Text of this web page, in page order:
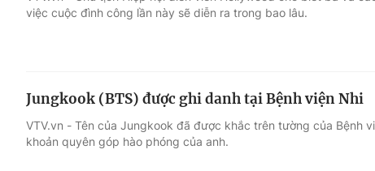
Điện ảnh
Âm nhạc
Sao
Du lịch
Làm đẹp
Chất lượng cuộc sống
việc cuộc đình công lần này sẽ diễn ra trong bao lâu.
Jungkook (BTS) được ghi danh tại Bệnh viện Nhi
VTV.vn - Tên của Jungkook đã được khắc trên tường của Bệnh
khoản quyên góp hào phóng của anh.